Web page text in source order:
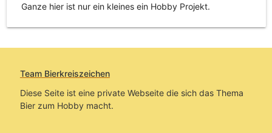
Ganze hier ist nur ein kleines ein Hobby Projekt.
Team Bierkreiszeichen
Diese Seite ist eine private Webseite die sich das Thema
Bier zum Hobby macht.